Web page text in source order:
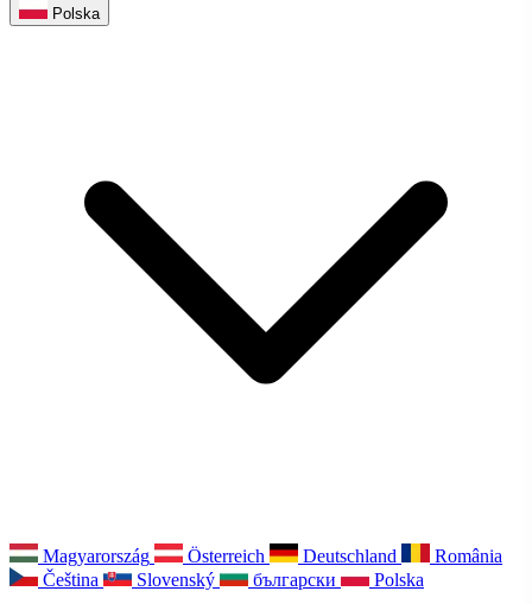
Polska
Magyarország Österreich Deutschland
România
Čeština
Slovenský български
Polska